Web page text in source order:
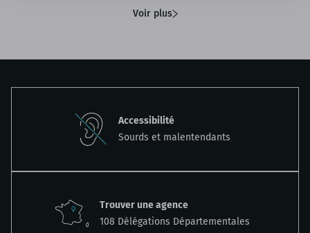
Voir plus
Accessibilité
Sourds et malentendants
Trouver une agence
108 Délégations Départementales